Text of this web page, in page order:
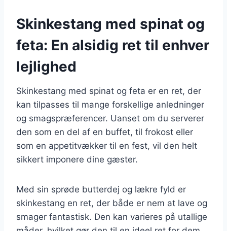
Skinkestang med spinat og
feta: En alsidig ret til enhver
lejlighed
Skinkestang med spinat og feta er en ret, der
kan tilpasses til mange forskellige anledninger
og smagspræferencer. Uanset om du serverer
den som en del af en buffet, til frokost eller
som en appetitvækker til en fest, vil den helt
sikkert imponere dine gæster.
Med sin sprøde butterdej og lækre fyld er
skinkestang en ret, der både er nem at lave og
smager fantastisk. Den kan varieres på utallige